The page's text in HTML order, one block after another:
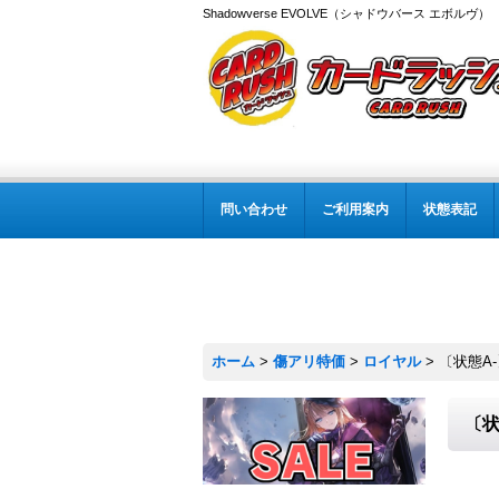
Shadowverse EVOLVE（シャドウバース エボルヴ
問い合わせ ご利用案内 状態表記
ホーム > 傷アリ特価 > ロイヤル > 〔状態
〔